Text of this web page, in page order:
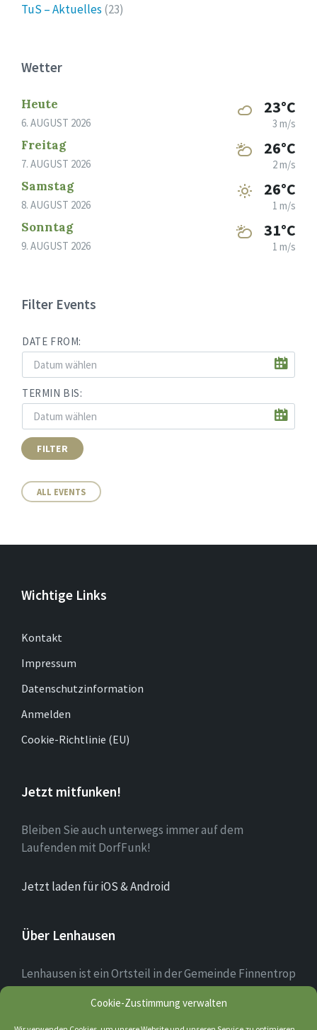
Cookie-Zustimmung verwalten
TuS – Aktuelles (23)
Wetter
Heute
6. AUGUST 2026
23°C
3 m/s
Freitag
7. AUGUST 2026
26°C
2 m/s
Samstag
8. AUGUST 2026
26°C
1 m/s
Sonntag
9. AUGUST 2026
31°C
1 m/s
Filter Events
DATE FROM:
TERMIN BIS:
FILTER
ALL EVENTS
Wichtige Links
Kontakt
Impressum
Datenschutzinformation
Anmelden
Cookie-Richtlinie (EU)
Jetzt mitfunken!
Bleiben Sie auch unterwegs immer auf dem
Laufenden mit DorfFunk!
Jetzt laden für iOS & Android
Über Lenhausen
Lenhausen ist ein Ortsteil in der Gemeinde Finnentrop
im Sauerland mit rund 1.190 Einwohnern, der sich am
Zusammenfluss von Lenne und Fretter befindet. Das
Ortsbild des Dorfkerns ist teilweise noch altertümlich